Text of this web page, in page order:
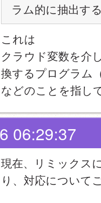
ラム的に抽出す
これは
クラウド変数を介
換するプログラム
などのことを指し
06:29:37
現在、リミックス
り、対応について